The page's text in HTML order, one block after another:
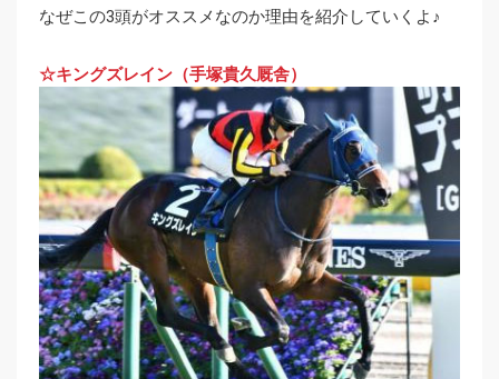
なぜこの3頭がオススメなのか理由を紹介していくよ♪
☆キングズレイン（手塚貴久厩舎）